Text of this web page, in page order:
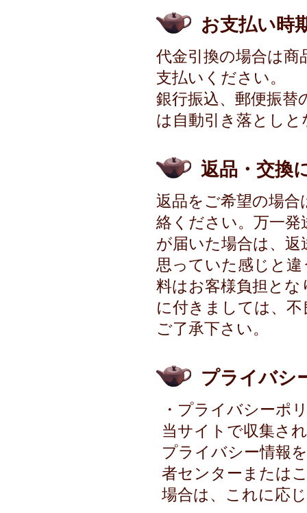
お支払い時
代金引換の場合は
支払いください。
銀行振込、郵便振替
は自動引き落とし
返品・交換
返品をご希望の場
絡ください。万一発
が届いた場合は、
思っていた感じと
料はお客様負担と
に付きましては、
ご了承下さい。
プライバシ
・プライバシーポ
当サイトで収集さ
プライバシー情報
者センターまたは
場合は、これに応